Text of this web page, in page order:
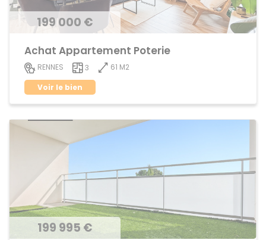
199 000 €
Achat Appartement Poterie
RENNES 3
61 M2
Voir le bien
199 995 €